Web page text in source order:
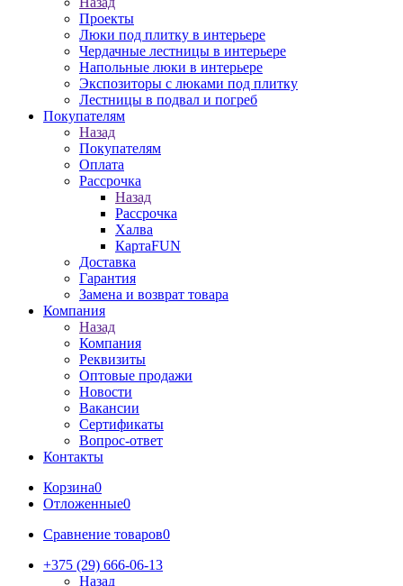
Проекты
Люки под плитку в интерьере
Чердачные лестницы в интерьере
Напольные люки в интерьере
Экспозиторы с люками под плитку
Лестницы в подвал и погреб
Покупателям
Назад
Покупателям
Оплата
Рассрочка
Назад
Рассрочка
Халва
КартаFUN
Доставка
Гарантия
Замена и возврат товара
Компания
Назад
Компания
Реквизиты
Оптовые продажи
Новости
Вакансии
Сертификаты
Вопрос-ответ
Контакты
Корзина0
Отложенные0
Сравнение товаров0
+375 (29) 666-06-13
Назад